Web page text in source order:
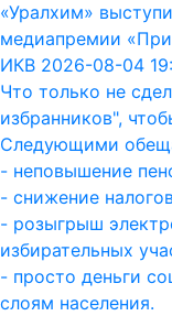
«Уралхим»
медиапремии
ИКВ 2026-08-04
Что только не
избранников",
Следующими
- неповышение
- снижение
- розыгрыш
избирательных
- просто деньги
слоям населения.